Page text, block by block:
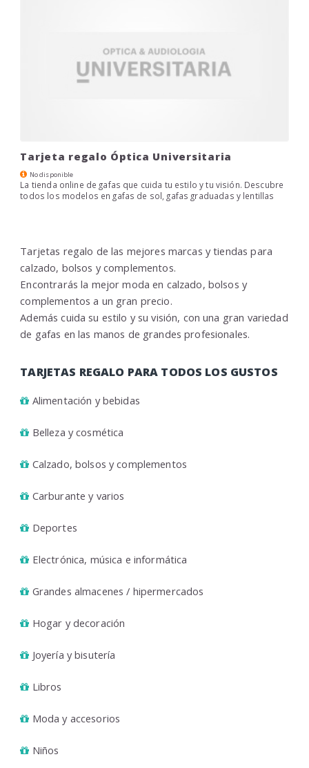
Tarjeta regalo Óptica Universitaria
No disponible
La tienda online de gafas que cuida tu estilo y tu visión. Descubre
todos los modelos en gafas de sol, gafas graduadas y lentillas
Tarjetas regalo de las mejores marcas y tiendas para
calzado, bolsos y complementos.
Encontrarás la mejor moda en calzado, bolsos y
complementos a un gran precio.
Además cuida su estilo y su visión, con una gran variedad
de gafas en las manos de grandes profesionales.
TARJETAS REGALO PARA TODOS LOS GUSTOS
Alimentación y bebidas
Belleza y cosmética
Calzado, bolsos y complementos
Carburante y varios
Deportes
Electrónica, música e informática
Grandes almacenes / hipermercados
Hogar y decoración
Joyería y bisutería
Libros
Moda y accesorios
Niños